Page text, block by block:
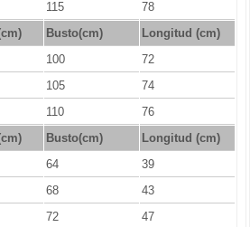
115
78
Busto(cm)
Longitud (cm)
100
72
105
74
110
76
Busto(cm)
Longitud (cm)
64
39
68
43
72
47